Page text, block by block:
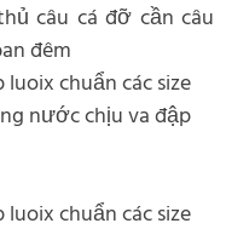
câu cá đỡ cần câu
đêm
chuẩn các size
nước chịu va đập
chuẩn các size